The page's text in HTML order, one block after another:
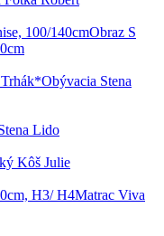
Obraz S
Obývacia Stena
Lido
Kôš Julie
Matrac Viva